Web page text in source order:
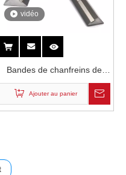
vidéo
Bandes de chanfreins de
triangle d'aimant de
néodyme
Ajouter au panier